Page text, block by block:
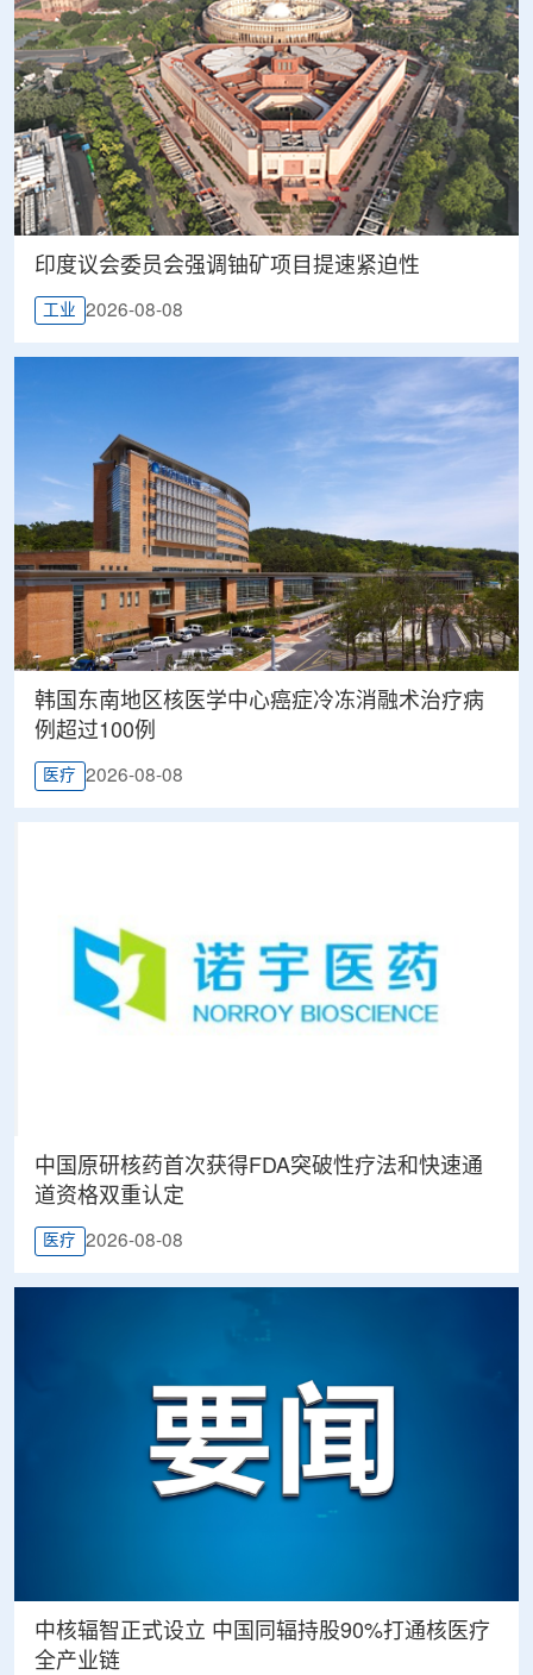
印度议会委员会强调铀矿项目提速紧迫性
工业 2026-08-08
韩国东南地区核医学中心癌症冷冻消融术治疗病
例超过100例
医疗 2026-08-08
中国原研核药首次获得FDA突破性疗法和快速通
道资格双重认定
医疗 2026-08-08
中核辐智正式设立 中国同辐持股90%打通核医疗
全产业链